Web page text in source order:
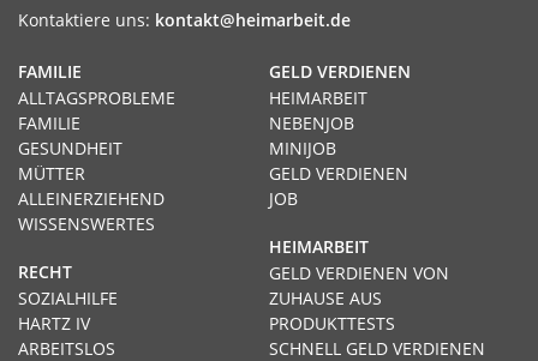
Kontaktiere uns: kontakt@heimarbeit.de
GELD VERDIENEN
HEIMARBEIT
NEBENJOB
MINIJOB
GELD VERDIENEN
JOB
HEIMARBEIT
GELD VERDIENEN VON
ZUHAUSE AUS
PRODUKTTESTS
SCHNELL GELD VERDIENEN
FAMILIE
ALLTAGSPROBLEME
FAMILIE
GESUNDHEIT
MÜTTER
ALLEINERZIEHEND
WISSENSWERTES
RECHT
SOZIALHILFE
HARTZ IV
ARBEITSLOS